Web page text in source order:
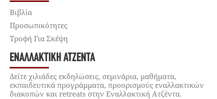
Βιβλία
Προσωπικότητες
Τροφή Για Σκέψη
ΕΝΑΛΛΑΚΤΙΚΉ ΑΤΖΈΝΤΑ
Δείτε χιλιάδες εκδηλώσεις, σεμινάρια, μαθήματα,
εκπαιδευτικά προγράμματα, προορισμούς εναλλακτικών
διακοπών και retreats στην Εναλλακτική Ατζέντα.